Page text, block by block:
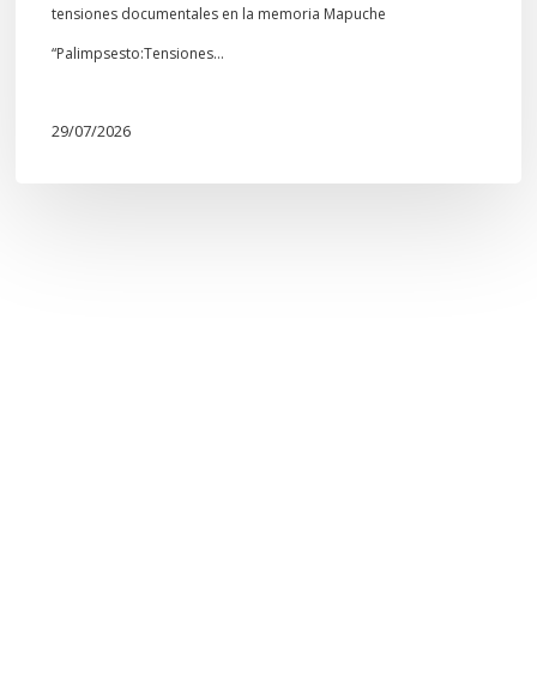
tensiones documentales en la memoria Mapuche
“Palimpsesto:Tensiones…
29/07/2026